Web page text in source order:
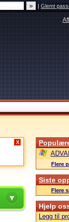
|Glemt
X
Flere
Siste
Flere
Hjelp
Legg til